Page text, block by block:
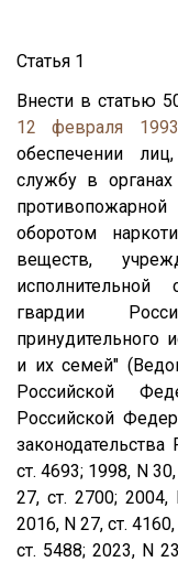
Статья 1
Внести в статью
12 февраля
обеспечении
службу в органах
оборотом
веществ,
исполнительной
гвардии
принудительного
и их семей"
Российской
Российской
ст. 4693; 1998, N
27, ст. 2700; 2004,
2016, N 27, ст.
ст. 5488; 2023, N